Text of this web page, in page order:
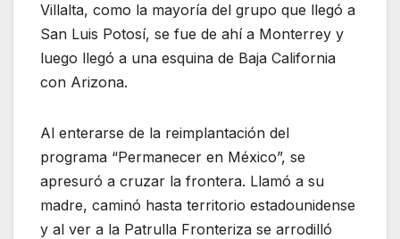
Villalta, como la mayoría del grupo que llegó a
San Luis Potosí, se fue de ahí a Monterrey y
luego llegó a una esquina de Baja California
con Arizona.
Al enterarse de la reimplantación del
programa “Permanecer en México”, se
apresuró a cruzar la frontera. Llamó a su
madre, caminó hasta territorio estadounidense
y al ver a la Patrulla Fronteriza se arrodilló